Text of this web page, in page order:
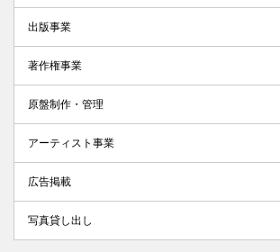
出版事業
著作権事業
原盤制作・管理
アーティスト事業
広告掲載
写真貸し出し